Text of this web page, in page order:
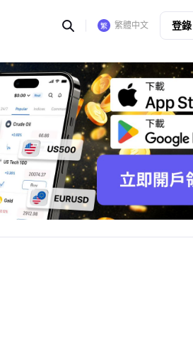
繁體中文 登錄